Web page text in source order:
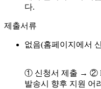
다.
제출서류
없음(홈페이지에서
① 신청서 제출 → ②
발송시 향후 지원 어